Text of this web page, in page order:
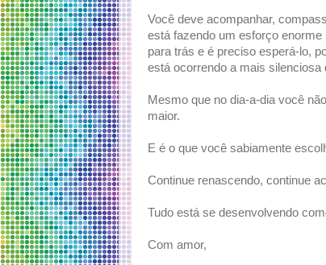
Você deve acompanhar,
está fazendo um esforço
para trás e é preciso esperá-lo,
está ocorrendo a mais silenciosa
Mesmo que no dia-a-dia você
maior.
E é o que você sabiamente
Continue renascendo, continue
Tudo está se desenvolvendo
Com amor,